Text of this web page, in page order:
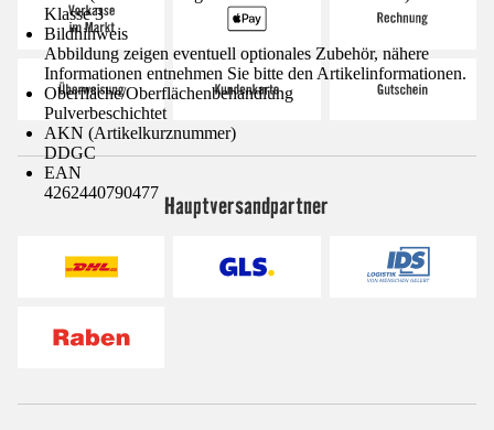
Klasse 3
Bildhinweis
Abbildung zeigen eventuell optionales Zubehör, nähere
Informationen entnehmen Sie bitte den Artikelinformationen.
Oberfläche/Oberflächenbehandlung
Pulverbeschichtet
AKN (Artikelkurznummer)
DDGC
EAN
4262440790477 Hauptversandpartner